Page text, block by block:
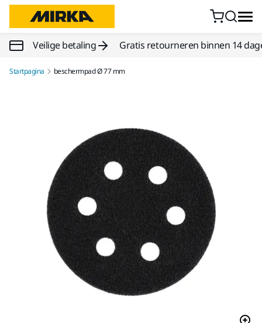
Doorgaan naar inhoud
Veilige betaling Gratis retourneren binnen 14
Startpagina beschermpad Ø 77 mm